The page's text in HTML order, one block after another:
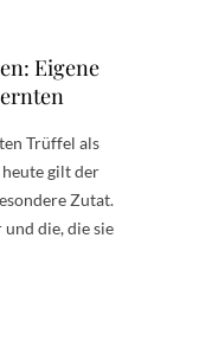
Eigene
Trüffel als
gilt der
Zutat.
die, die sie